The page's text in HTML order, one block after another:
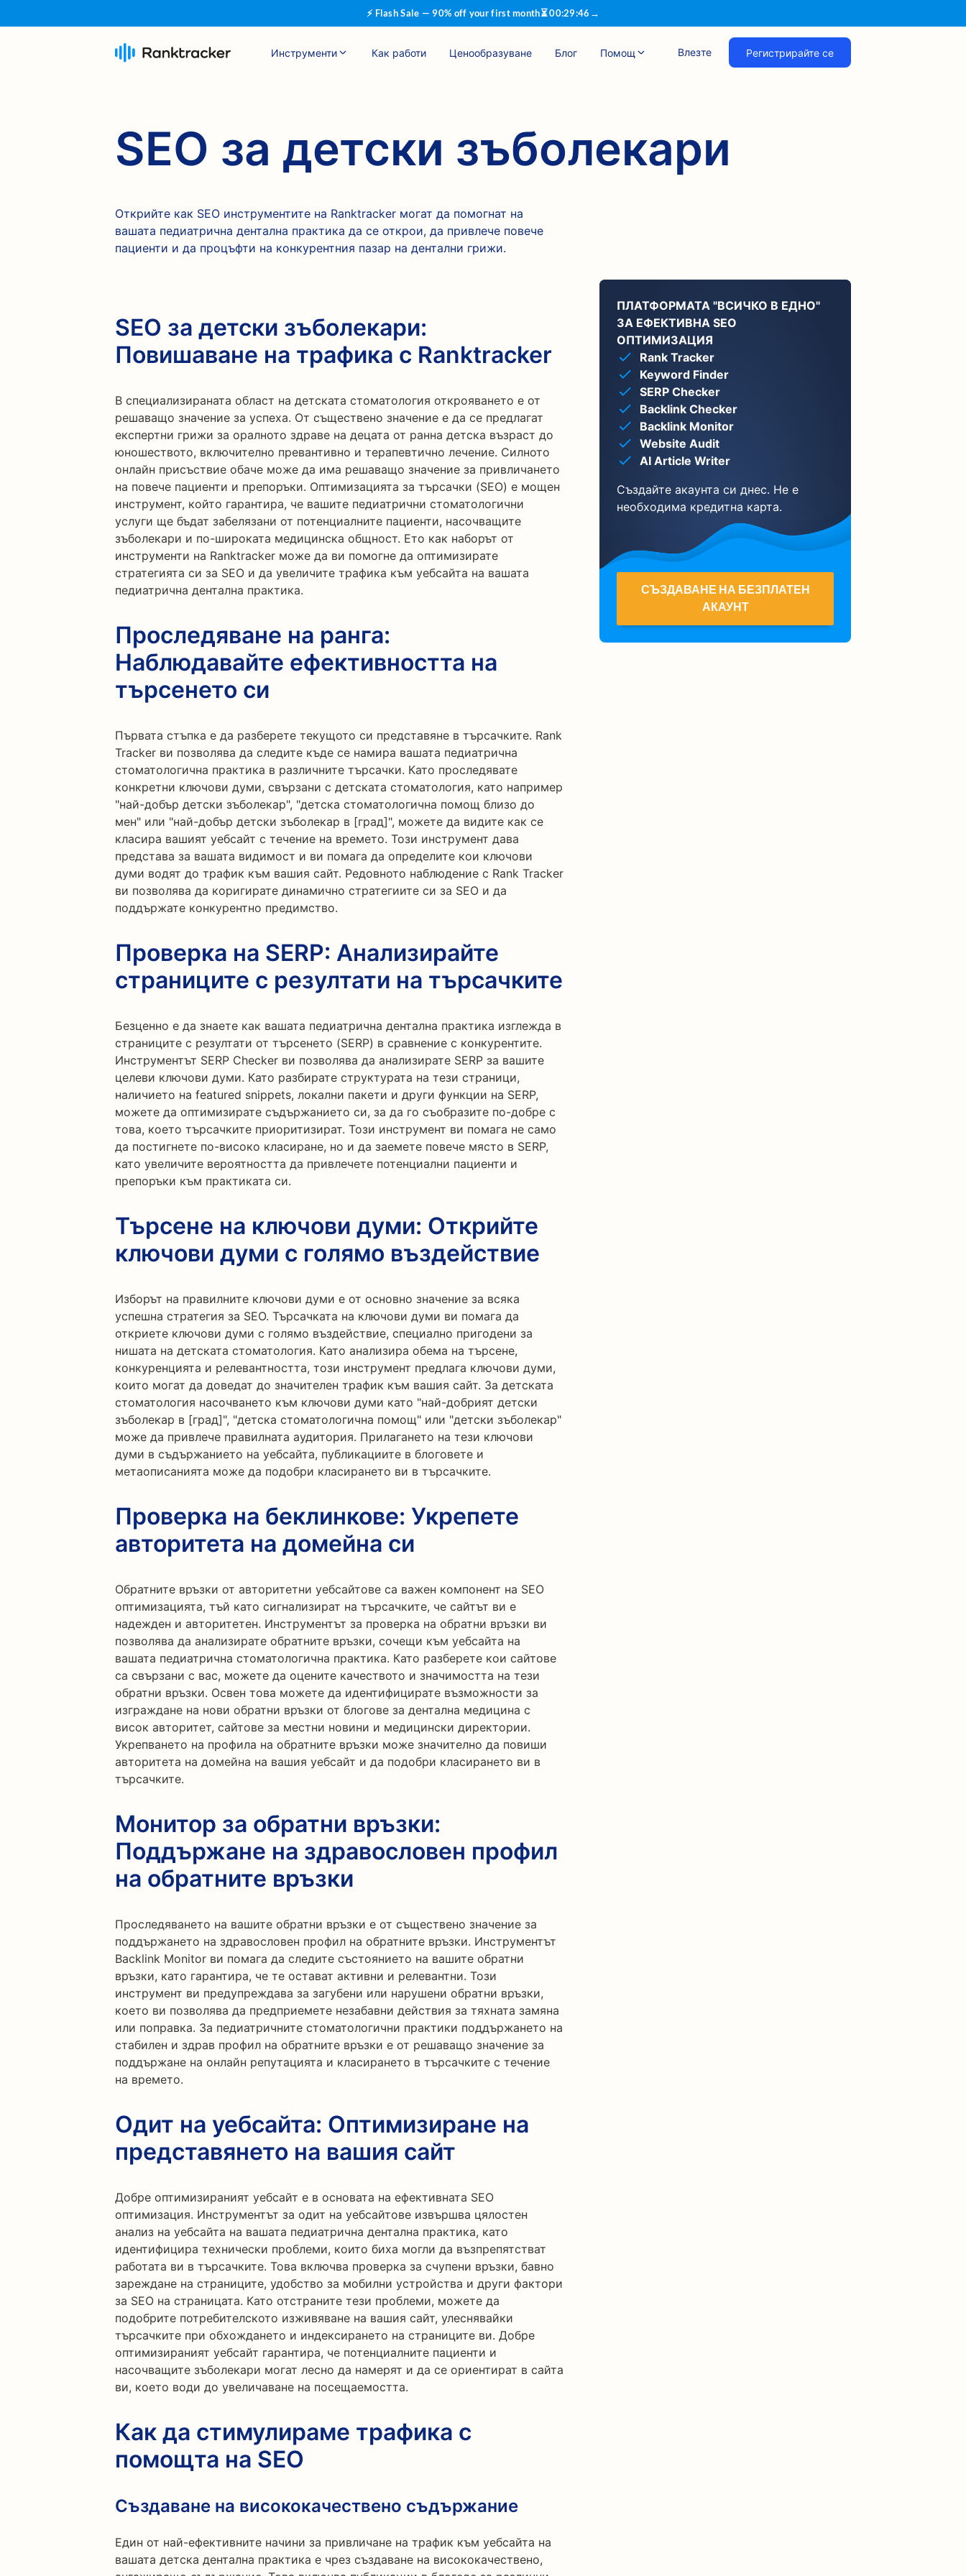
⚡ Flash Sale — 90% off your first month⏳00:29:46 →
Инструменти Как работи Ценообразуване Блог Помощ Влезте Регистрирайте се
SEO за детски зъболекари
Открийте как SEO инструментите на Ranktracker могат да помогнат на
вашата педиатрична дентална практика да се открои, да привлече повече
пациенти и да процъфти на конкурентния пазар на дентални грижи.
SEO за детски зъболекари:
Повишаване на трафика с Ranktracker
В специализираната област на детската стоматология открояването е от
решаващо значение за успеха. От съществено значение е да се предлагат
експертни грижи за оралното здраве на децата от ранна детска възраст до
юношеството, включително превантивно и терапевтично лечение. Силното
онлайн присъствие обаче може да има решаващо значение за привличането
на повече пациенти и препоръки. Оптимизацията за търсачки (SEO) е мощен
инструмент, който гарантира, че вашите педиатрични стоматологични
услуги ще бъдат забелязани от потенциалните пациенти, насочващите
зъболекари и по-широката медицинска общност. Ето как наборът от
инструменти на Ranktracker може да ви помогне да оптимизирате
стратегията си за SEO и да увеличите трафика към уебсайта на вашата
педиатрична дентална практика.
Проследяване на ранга:
Наблюдавайте ефективността на
търсенето си
Първата стъпка е да разберете текущото си представяне в търсачките. Rank
Tracker ви позволява да следите къде се намира вашата педиатрична
стоматологична практика в различните търсачки. Като проследявате
конкретни ключови думи, свързани с детската стоматология, като например
"най-добър детски зъболекар", "детска стоматологична помощ близо до
мен" или "най-добър детски зъболекар в [град]", можете да видите как се
класира вашият уебсайт с течение на времето. Този инструмент дава
представа за вашата видимост и ви помага да определите кои ключови
думи водят до трафик към вашия сайт. Редовното наблюдение с Rank Tracker
ви позволява да коригирате динамично стратегиите си за SEO и да
поддържате конкурентно предимство.
Проверка на SERP: Анализирайте
страниците с резултати на търсачките
Безценно е да знаете как вашата педиатрична дентална практика изглежда в
страниците с резултати от търсенето (SERP) в сравнение с конкурентите.
Инструментът SERP Checker ви позволява да анализирате SERP за вашите
целеви ключови думи. Като разбирате структурата на тези страници,
наличието на featured snippets, локални пакети и други функции на SERP,
можете да оптимизирате съдържанието си, за да го съобразите по-добре с
това, което търсачките приоритизират. Този инструмент ви помага не само
да постигнете по-високо класиране, но и да заемете повече място в SERP,
като увеличите вероятността да привлечете потенциални пациенти и
препоръки към практиката си.
Търсене на ключови думи: Открийте
ключови думи с голямо въздействие
Изборът на правилните ключови думи е от основно значение за всяка
успешна стратегия за SEO. Търсачката на ключови думи ви помага да
откриете ключови думи с голямо въздействие, специално пригодени за
нишата на детската стоматология. Като анализира обема на търсене,
конкуренцията и релевантността, този инструмент предлага ключови думи,
които могат да доведат до значителен трафик към вашия сайт. За детската
стоматология насочването към ключови думи като "най-добрият детски
зъболекар в [град]", "детска стоматологична помощ" или "детски зъболекар"
може да привлече правилната аудитория. Прилагането на тези ключови
думи в съдържанието на уебсайта, публикациите в блоговете и
метаописанията може да подобри класирането ви в търсачките.
Проверка на беклинкове: Укрепете
авторитета на домейна си
Обратните връзки от авторитетни уебсайтове са важен компонент на SEO
оптимизацията, тъй като сигнализират на търсачките, че сайтът ви е
надежден и авторитетен. Инструментът за проверка на обратни връзки ви
позволява да анализирате обратните връзки, сочещи към уебсайта на
вашата педиатрична стоматологична практика. Като разберете кои сайтове
са свързани с вас, можете да оцените качеството и значимостта на тези
обратни връзки. Освен това можете да идентифицирате възможности за
изграждане на нови обратни връзки от блогове за дентална медицина с
висок авторитет, сайтове за местни новини и медицински директории.
Укрепването на профила на обратните връзки може значително да повиши
авторитета на домейна на вашия уебсайт и да подобри класирането ви в
търсачките.
Монитор за обратни връзки:
Поддържане на здравословен профил
на обратните връзки
Проследяването на вашите обратни връзки е от съществено значение за
поддържането на здравословен профил на обратните връзки. Инструментът
Backlink Monitor ви помага да следите състоянието на вашите обратни
връзки, като гарантира, че те остават активни и релевантни. Този
инструмент ви предупреждава за загубени или нарушени обратни връзки,
което ви позволява да предприемете незабавни действия за тяхната замяна
или поправка. За педиатричните стоматологични практики поддържането на
стабилен и здрав профил на обратните връзки е от решаващо значение за
поддържане на онлайн репутацията и класирането в търсачките с течение
на времето.
Одит на уебсайта: Оптимизиране на
представянето на вашия сайт
Добре оптимизираният уебсайт е в основата на ефективната SEO
оптимизация. Инструментът за одит на уебсайтове извършва цялостен
анализ на уебсайта на вашата педиатрична дентална практика, като
идентифицира технически проблеми, които биха могли да възпрепятстват
работата ви в търсачките. Това включва проверка за счупени връзки, бавно
зареждане на страниците, удобство за мобилни устройства и други фактори
за SEO на страницата. Като отстраните тези проблеми, можете да
подобрите потребителското изживяване на вашия сайт, улеснявайки
търсачките при обхождането и индексирането на страниците ви. Добре
оптимизираният уебсайт гарантира, че потенциалните пациенти и
насочващите зъболекари могат лесно да намерят и да се ориентират в сайта
ви, което води до увеличаване на посещаемостта.
Как да стимулираме трафика с
помощта на SEO
Създаване на висококачествено съдържание
Един от най-ефективните начини за привличане на трафик към уебсайта на
вашата детска дентална практика е чрез създаване на висококачествено,
ПЛАТФОРМАТА "ВСИЧКО В ЕДНО"
ЗА ЕФЕКТИВНА SEO
ОПТИМИЗАЦИЯ
Rank Tracker
Keyword Finder
SERP Checker
Backlink Checker
Backlink Monitor
Website Audit
AI Article Writer
Създайте акаунта си днес. Не е
необходима кредитна карта.
СЪЗДАВАНЕ НА БЕЗПЛАТЕН
АКАУНТ